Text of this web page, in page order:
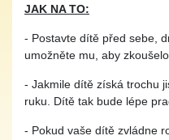
JAK NA TO:
- Postavte dítě před sebe,
umožněte mu, aby
- Jakmile dítě získá trochu
ruku. Dítě tak bude lépe
- Pokud vaše dítě zvládne